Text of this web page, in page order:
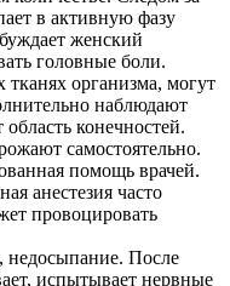
в активную фазу
женский
головные боли.
организма, могут
наблюдают
конечностей.
самостоятельно.
помощь врачей.
анестезия часто
провоцировать
недосыпание. После
испытывает нервные